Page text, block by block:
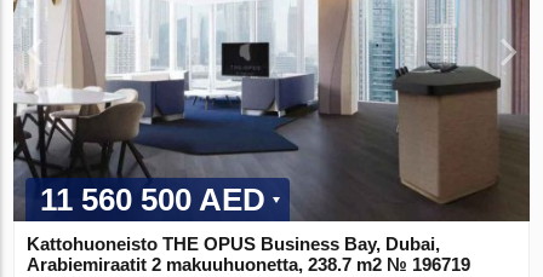
11 560 500 AED
Kattohuoneisto THE OPUS Business Bay, Dubai,
Arabiemiraatit 2 makuuhuonetta, 238.7 m2 № 196719